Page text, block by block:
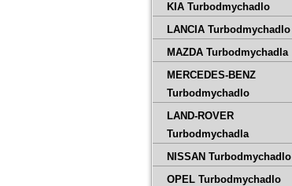
KIA Turbodmychadlo
LANCIA Turbodmychadlo
MAZDA Turbodmychadla
MERCEDES-BENZ
Turbodmychadlo
LAND-ROVER
Turbodmychadla
NISSAN Turbodmychadlo
OPEL Turbodmychadlo